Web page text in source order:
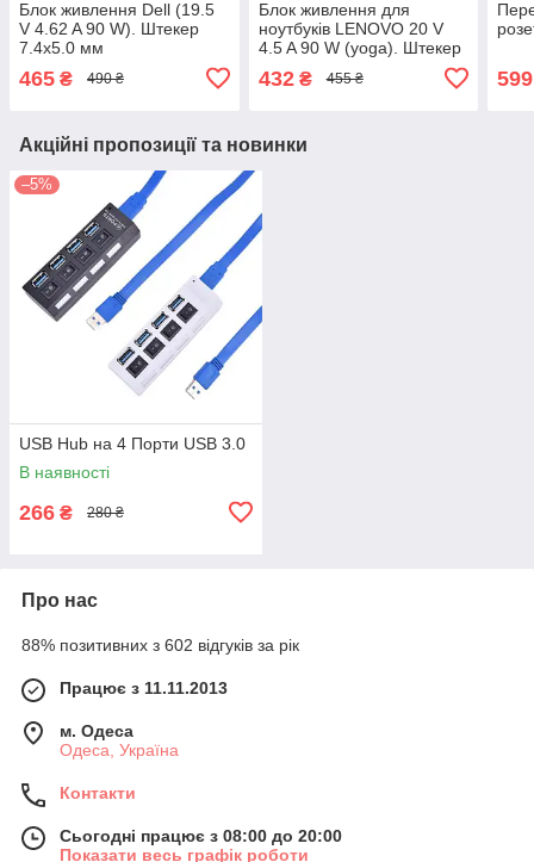
Блок живлення Dell (19.5
V 4.62 A 90 W). Штекер
7.4х5.0 мм
465 ₴ 490 ₴
Блок живлення для
ноутбуків LENOVO 20 V
4.5 A 90 W (yoga). Штекер
432₴ 455 ₴ 599
Акційні пропозиції та новинки
–5%
USB Hub на 4 Порти USB 3.0
В наявності
266 ₴ 280 ₴
Про нас
88% позитивних з 602 відгуків за рік
Працює з 11.11.2013
м. Одеса
Одеса, Україна
Контакти
Сьогодні працює з 08:00 до 20:00
Показати весь графік роботи